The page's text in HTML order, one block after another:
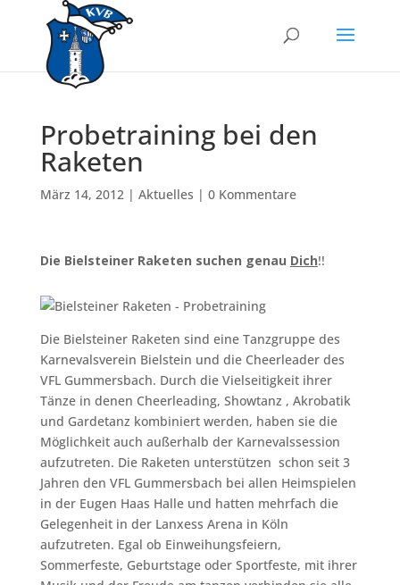
Probetraining bei den
Raketen
März 14, 2012| Aktuelles | 0 Kommentare
Die Bielsteiner Raketen suchen genau Dich!!
Die Bielsteiner Raketen sind eine Tanzgruppe des
Karnevalsverein Bielstein und die Cheerleader des
VFL Gummersbach. Durch die Vielseitigkeit ihrer
Tänze in denen Cheerleading, Showtanz , Akrobatik
und Gardetanz kombiniert werden, haben sie die
Möglichkeit auch außerhalb der Karnevalssession
aufzutreten. Die Raketen unterstützen schon seit 3
Jahren den VFL Gummersbach bei allen Heimspielen
in der Eugen Haas Halle und hatten mehrfach die
Gelegenheit in der Lanxess Arena in Köln
aufzutreten. Egal ob Einweihungsfeiern,
Sommerfeste, Geburtstage oder Sportfeste, mit ihrer